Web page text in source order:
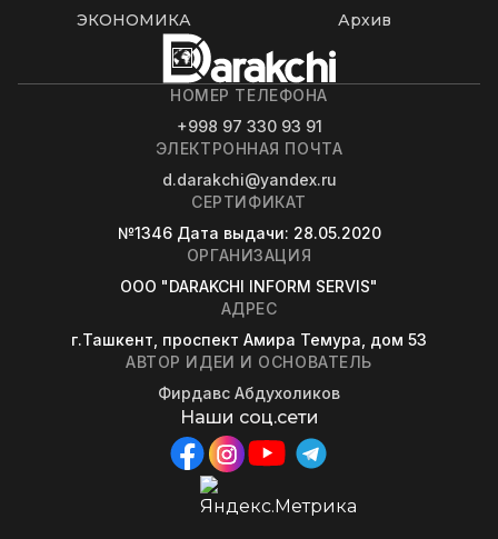
ЭКОНОМИКА
Архив
НОМЕР ТЕЛЕФОНА
+998 97 330 93 91
ЭЛЕКТРОННАЯ ПОЧТА
d.darakchi@yandex.ru
СЕРТИФИКАТ
№1346 Дата выдачи: 28.05.2020
ОРГАНИЗАЦИЯ
OOO "DARAKCHI INFORM SERVIS"
АДРЕС
г.Ташкент, проспект Амира Темура, дом 53
АВТОР ИДЕИ И ОСНОВАТЕЛЬ
Фирдавс Абдухоликов
Наши соц.сети